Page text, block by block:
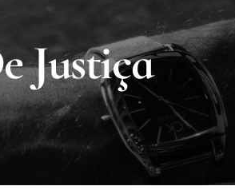
Justiça